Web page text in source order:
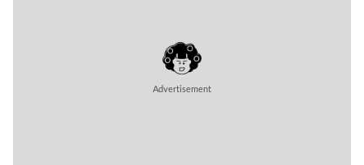
Advertisement